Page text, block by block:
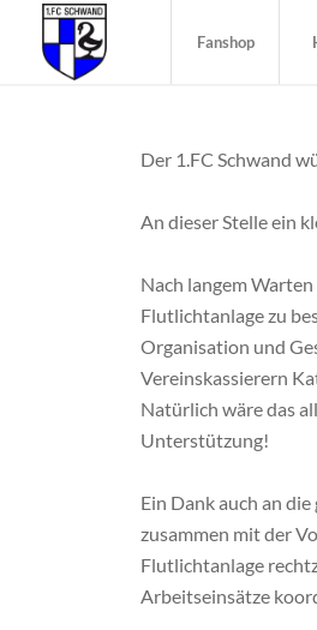
Fanshop
Der 1.FC Schwand
An dieser Stelle ein
Nach langem
Flutlichtanlage zu
Organisation und
Vereinskassierern
Natürlich wäre das
Unterstützung!
Ein Dank auch an
zusammen mit der
Flutlichtanlage
Arbeitseinsätze